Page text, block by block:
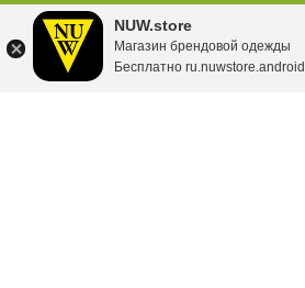
NUW.store
Магазин брендовой одежды
Бесплатно ru.nuwstore.android